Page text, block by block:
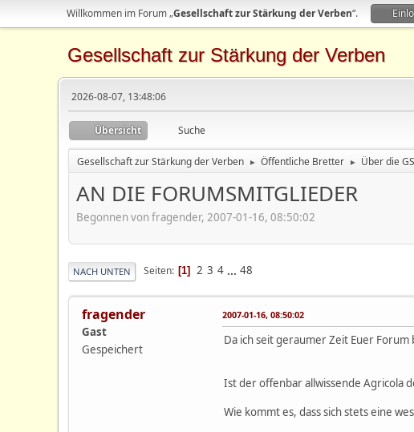
Willkommen im Forum „Gesellschaft zur Stärkung der Verben“.
Gesellschaft zur Stärkung der Verben
2026-08-07, 13:48:06
Übersicht Suche
Gesellschaft zur Stärkung der Verben ► Öffentliche Bretter ► Über die
AN DIE FORUMSMITGLIEDER
Begonnen von fragender, 2007-01-16, 08:50:02
NACH UNTEN Seiten 1 2 3 4 ... 48
fragender
Gast
Gespeichert
2007-01-16, 08:50:02
Da ich seit geraumer Zeit Euer
Ist der offenbar allwissende Agricola
Wie kommt es, dass sich stets eine